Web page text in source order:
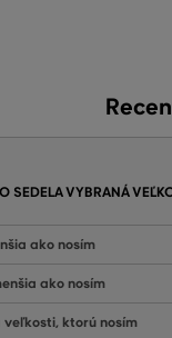
SEDELA VYBRANÁ
ako nosím
ako nosím
ktorú nosím